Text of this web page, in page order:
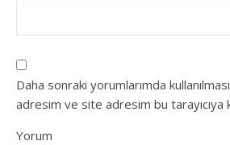
Daha sonraki yorumlarımda
adresim ve site adresim bu tarayıcıya
Yorum